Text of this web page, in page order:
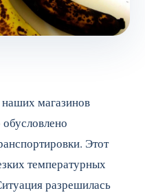
магазинов
Этот
температурных
разрешилась